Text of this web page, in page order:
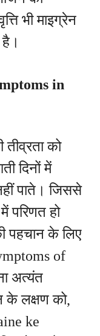
भी माइग्रेन
in
तीव्रता को
दिनों में
पाते। जिससे
परिणत हो
पहचान के लिए
of
अत्यंत
के लक्षण को,
ke